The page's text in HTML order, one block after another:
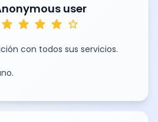
user
star star star star star
con todos sus servicios.